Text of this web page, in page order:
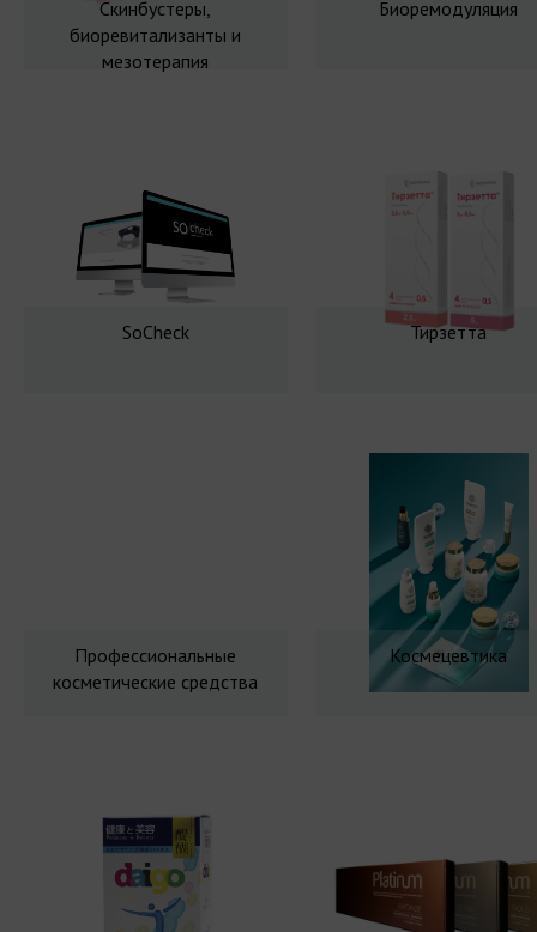
Скинбустеры,
биоревитализанты и
мезотерапия
Биоремодуляция
SoCheck Тирзетта
Профессиональные
косметические средства
Космецевтика